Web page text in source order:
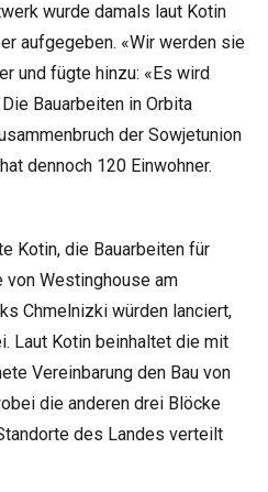
wurde damals laut Kotin
aufgegeben. «Wir werden sie
und fügte hinzu: «Es wird
Bauarbeiten in Orbita
der Sowjetunion
dennoch 120 Einwohner.
Kotin, die Bauarbeiten für
Westinghouse am
Chmelnizki würden lanciert,
Laut Kotin beinhaltet die mit
Vereinbarung den Bau von
die anderen drei Blöcke
des Landes verteilt